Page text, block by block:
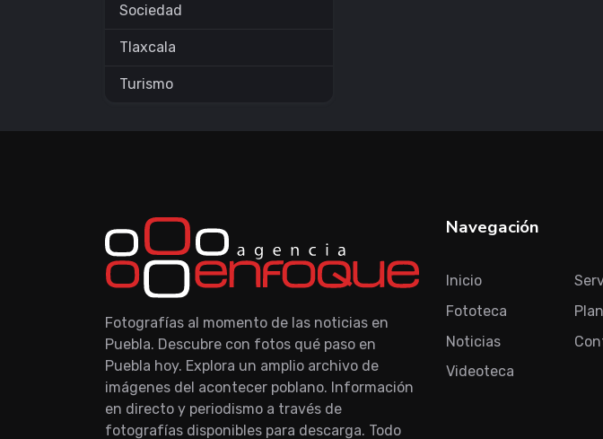
Sociedad
Tlaxcala
Turismo
Fotografías al momento de las noticias en
Puebla. Descubre con fotos qué paso en
Puebla hoy. Explora un amplio archivo de
imágenes del acontecer poblano. Información
en directo y periodismo a través de
fotografías disponibles para descarga. Todo
Navegación
Inicio
Fototeca
Noticias
Videoteca